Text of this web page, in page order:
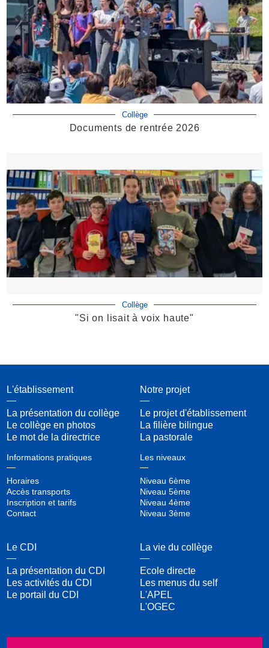
Collège
Documents de rentrée 2026
Collège
"Si on lisait à voix haute"
L'établissement
La présentation du collège
Le collège en photos
Le mot de la directrice
Informations pratiques
Horaires
Accès transports
Inscription et tarifs
Contact
Notre projet
Le projet d'établissement
La filière bilingue
La pastorale
Les niveaux
Niveau 6ème
Niveau 5ème
Niveau 4ème
Niveau 3ème
Le CDI
La présentation du CDI
Les activités du CDI
Le portail du CDI
La vie du collège
Ecole directe
Les menus du self
L'APEL
L'OGEC